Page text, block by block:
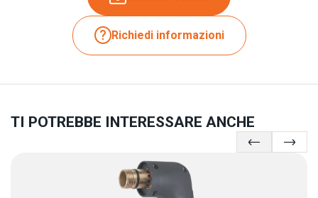
Richiedi informazioni
TI POTREBBE INTERESSARE ANCHE